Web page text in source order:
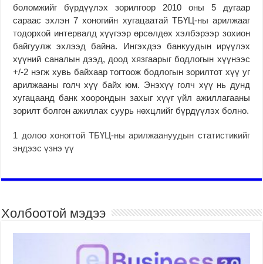
боломжийг бүрдүүлэх зорилгоор 2010 оны 5 дугаар
сараас эхлэн 7 хоногийн хугацаатай ТБҮЦ-ны арилжааг
тодорхой интервалд хүүгээр өрсөлдөх хэлбэрээр зохион
байгуулж эхлээд байна. Ингэхдээ банкуудын ирүүлэх
хүүний саналын дээд, доод хязгаарыг бодлогын хүүнээс
+/-2 нэгж хувь байхаар тогтоож бодлогын зорилтот хүү уг
арилжааны голч хүү байх юм. Энэхүү голч хүү нь дунд
хугацаанд банк хоорондын захыг хүүг үйл ажиллагааны
зорилт болгон ажиллах суурь нөхцлийг бүрдүүлэх болно.
1 долоо хоногтой ТБҮЦ-ны арилжаануудын статистикийг
эндээс үзнэ үү
Холбоотой мэдээ